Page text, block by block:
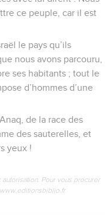
ce peuple, car il est
le pays qu’ils
nous avons parcouru,
ses habitants ; tout le
d’hommes d’une
de la race des
des sauterelles, et
yeux !
Pour vous procurer